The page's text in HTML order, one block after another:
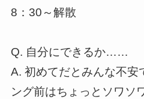
8：30～解散
Q. 自分にできるか……
A. 初めてだとみんな不安
ング前はちょっとソワソ